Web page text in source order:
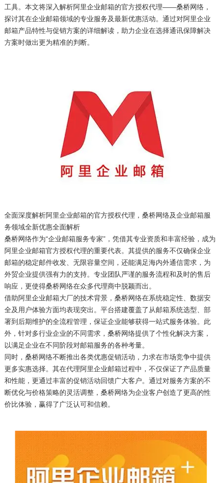
工具。本文将深入解析阿里企业邮箱的官方授权代理——桑桥网络，
探讨其在企业邮箱领域的专业服务及最新优惠活动。通过对阿里企业
邮箱产品特性与促销方案的详细解读，助力企业在选择通讯保障解决
方案时做出更为精准的判断。
全面深度解析阿里企业邮箱的官方授权代理，桑桥网络及企业邮箱服
务领域全新优惠全面解析
桑桥网络作为“企业邮箱服务专家”，凭借其专业资质和丰富经验，成为
阿里企业邮箱官方授权代理的重要代表。其提供的服务不仅确保企业
邮箱的稳定邮件收发、无限容量空间，还能满足海内外通信需求，为
外贸企业提供强有力的支持。专业团队严谨的服务流程和及时的售后
响应，更使得桑桥网络在众多代理商中脱颖而出。
借助阿里企业邮箱大厂的技术背景，桑桥网络在系统稳定性、数据安
全及用户体验方面均表现突出。平台搭建覆盖了从邮箱系统选型、部
署到后期维护的全流程管理，保证企业能够获得一站式服务体验。此
外，针对多行业企业的不同需求，桑桥网络提供了个性化解决方案，
以满足企业在不同阶段对邮箱服务的各种考量。
同时，桑桥网络不断推出各类优惠促销活动，力求在市场竞争中提供
更多实惠选择。其在代理阿里企业邮箱过程中，不仅保证了产品质量
和性能，更通过丰富的促销活动回馈广大客户。通过对服务方案的不
断优化与价格策略的灵活调整，桑桥网络为企业客户创造了更高的性
价比体验，赢得了广泛认可和信赖。